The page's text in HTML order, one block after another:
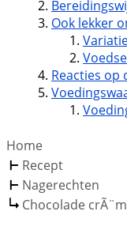
Ook lekker
Reacties op
Home
Recept
Nagerechten
Chocolade